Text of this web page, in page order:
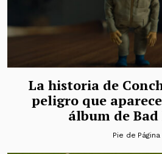
La historia de
peligro que
álbum de
Pie de Página